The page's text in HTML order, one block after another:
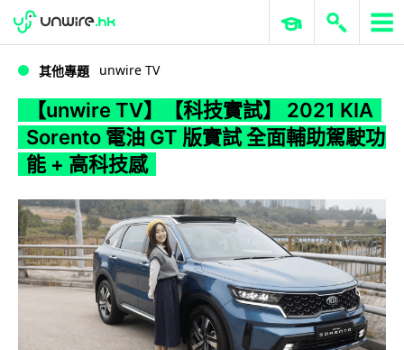
WWDC 2026 ERP 與商業 AI
其他專題 unwire TV
【unwire TV】【科技實試】 2021 KIA
Sorento 電油 GT 版實試 全面輔助駕駛功
能 + 高科技感